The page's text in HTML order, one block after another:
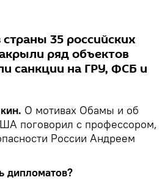
35 российских
ряд объектов
санкции на ГРУ, ФСБ и
О мотивах Обамы и об
поговорил с профессором,
России Андреем
дипломатов?